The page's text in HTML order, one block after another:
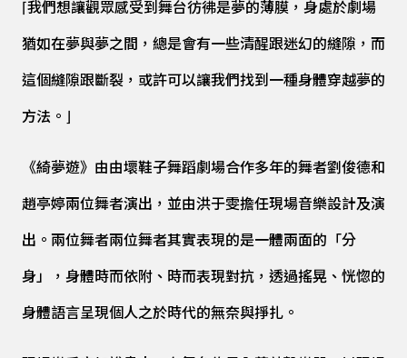
⌈我們想讓觀眾感受到舞台彷彿是夢的薄膜，身處於劇場
猶如在夢與夢之間，總是會有一些清醒跟迷幻的縫隙，而
這個縫隙跟斷裂，或許可以讓我們找到一種身體穿越夢的
方法。⌋
《綺夢遊》由由壞鞋子舞蹈劇場合作多年的舞者劉俊德和
趙亭婷兩位舞者演出，並由洪于雯擔任現場音樂設計及演
出。兩位舞者兩位舞者其實表現的是一體兩面的「分
身」，身體時而依附、時而表現對抗，透過搖晃、恍惚的
身體語言呈現個人之於時代的無奈與掙扎。